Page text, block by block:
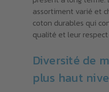
assortiment varié et
coton durables qui
qualité et leur
Diversité de
plus haut